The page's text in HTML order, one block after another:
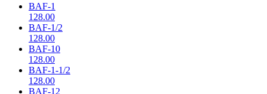
BAF-1
128.00
BAF-1/2
128.00
BAF-10
128.00
BAF-1-1/2
128.00
BAF-12